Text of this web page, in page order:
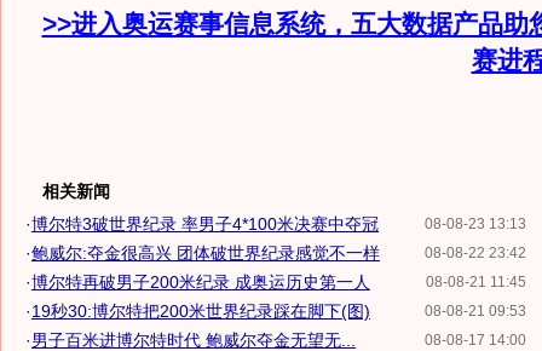
>>进入奥运赛事信息系统，五大数据产品助
赛进
相关新闻
08-08-23 13:13
·博尔特3破世界纪录 率男子4*100米决赛中夺冠
08-08-22 23:42
·鲍威尔:夺金很高兴 团体破世界纪录感觉不一样
08-08-21 11:45
·博尔特再破男子200米纪录 成奥运历史第一人
08-08-21 09:53
·19秒30:博尔特把200米世界纪录踩在脚下(图)
08-08-17 14:00
·男子百米进博尔特时代 鲍威尔夺金无望无...